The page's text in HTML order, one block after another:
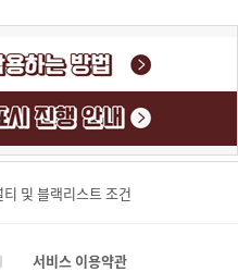
및 블랙리스트 조건
서비스 이용약관